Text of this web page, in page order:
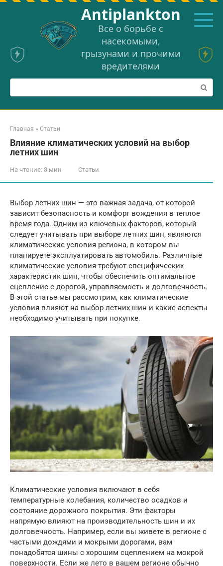
Перейти
Аntiplankton
Все о борьбе с
насекомыми,
грызунами и прочими
вредителями
Поиск:
Главная » Статьи
Влияние климатических условий на выбор
летних шин
На чтение: 3 мин Статьи
Выбор летних шин — это важная задача, от которой
зависит безопасность и комфорт вождения в теплое
время года. Одним из ключевых факторов, который
следует учитывать при выборе летних шин, являются
климатические условия региона, в котором вы
планируете эксплуатировать автомобиль. Различные
климатические условия требуют специфических
характеристик шин, чтобы обеспечить оптимальное
сцепление с дорогой, управляемость и долговечность.
В этой статье мы рассмотрим, как климатические
условия влияют на выбор летних шин и какие аспекты
необходимо учитывать при покупке.
Климатические условия включают в себя
температурные колебания, количество осадков и
состояние дорожного покрытия. Эти факторы
напрямую влияют на производительность шин и их
долговечность. Например, если вы живете в регионе с
частыми дождями и мокрыми дорогами, вам
понадобятся шины с хорошим сцеплением на мокрой
поверхности. Если же лето в вашем регионе обычно